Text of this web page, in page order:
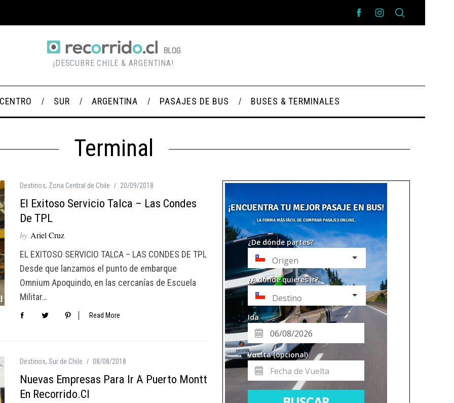
¡DESCUBRE CHILE & ARGENTINA!
CENTRO SUR ARGENTINA PASAJES DE BUS BUSES & TERMINALES
Terminal
Destinos, Zona Central de Chile 20/09/2018
El Exitoso Servicio Talca – Las Condes
De TPL
by Ariel Cruz
EL EXITOSO SERVICIO TALCA – LAS CONDES DE TPL
Desde que lanzamos el punto de embarque
Omnium Apoquindo, en las cercanías de Escuela
Militar…
Read More
Destinos, Sur de Chile 08/08/2018
Nuevas Empresas Para Ir A Puerto Montt
En Recorrido.cl